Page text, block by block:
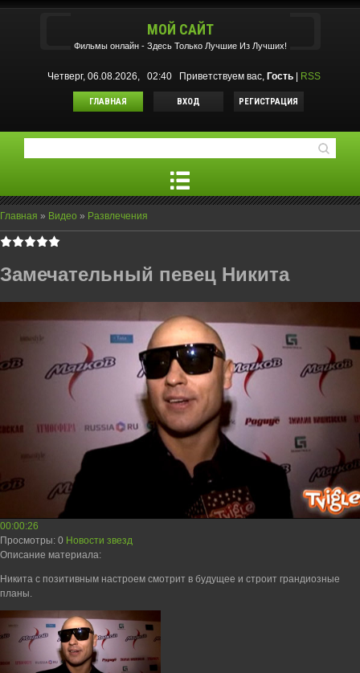
МОЙ САЙТ
Фильмы oнлайн - Здесь Только Лучшие Из Лучших!
Четверг, 06.08.2026, 02:40 Приветствуем вас, Гость RSS
ГЛАВНАЯ ВХОД РЕГИСТРАЦИЯ
Главная » Видео » Развлечения
Замечательный певец Никита
00:00:26
Просмотры: 0 Новости звезд
Описание материала:
Никита с позитивным настроем смотрит в будущее и строит грандиозные
планы.